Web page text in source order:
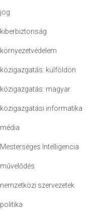
jog
kiberbiztonság
környezetvédelem
közigazgatás: külföldön
közigazgatás: magyar
közigazgatási informatika
média
Mesterséges Intelligencia
művelődés
nemzetközi szervezetek
politika